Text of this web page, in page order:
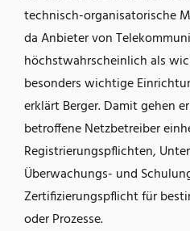
technisch-organisatorische
da Anbieter von
höchstwahrscheinlich als
besonders wichtige
erklärt Berger. Damit gehen
betroffene Netzbetreiber
Registrierungspflichten,
Überwachungs- und
Zertifizierungspflicht für
oder Prozesse.